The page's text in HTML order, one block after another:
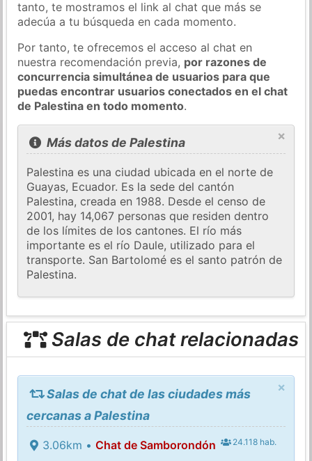
tanto, te mostramos el link al chat que más se
adecúa a tu búsqueda en cada momento.
Por tanto, te ofrecemos el acceso al chat en
nuestra recomendación previa, por razones de
concurrencia simultánea de usuarios para que
puedas encontrar usuarios conectados en el chat
de Palestina en todo momento.
×
Más datos de Palestina
Palestina es una ciudad ubicada en el norte de
Guayas, Ecuador. Es la sede del cantón
Palestina, creada en 1988. Desde el censo de
2001, hay 14,067 personas que residen dentro
de los límites de los cantones. El río más
importante es el río Daule, utilizado para el
transporte. San Bartolomé es el santo patrón de
Palestina.
Salas de chat relacionadas
×
Salas de chat de las ciudades más
cercanas a Palestina
3.06km • Chat de Samborondón 24.118 hab.